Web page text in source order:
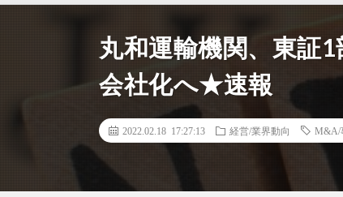
丸和運輸機関、東証
会社化へ★速報
2022.02.18 17:27:13 経営/業界動向 M&A/